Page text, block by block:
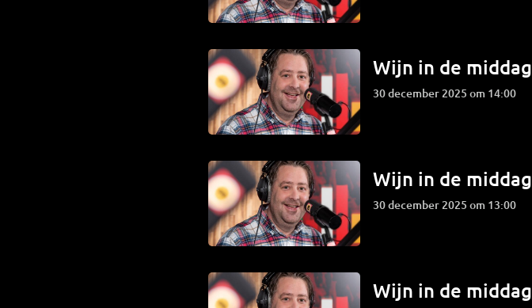
Wijn in de middag
30 december 2025 om 14:00
Wijn in de middag
30 december 2025 om 13:00
Wijn in de middag